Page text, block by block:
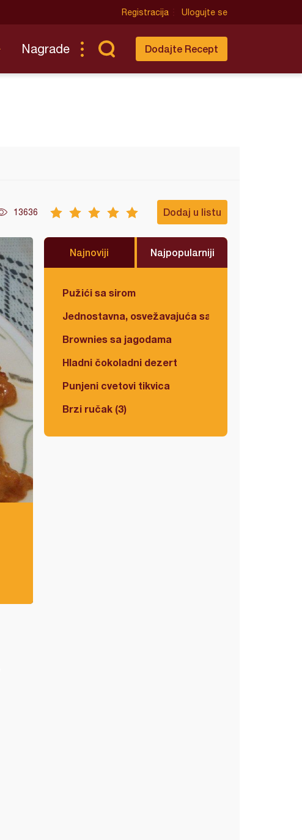
Registracija Ulogujte se
Nagrade Dodajte Recept
13636 Dodaj u listu
Najnoviji Najpopularniji
Pužići sa sirom
Jednostavna, osvežavajuća salata
Brownies sa jagodama
Hladni čokoladni dezert
Punjeni cvetovi tikvica
Brzi ručak (3)